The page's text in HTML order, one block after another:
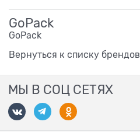
GoPack
GoPack
Вернуться к списку брендов
МЫ В СОЦ СЕТЯХ